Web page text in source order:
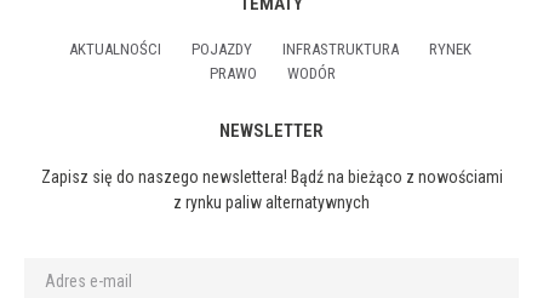
AKTUALNOŚCI POJAZDY INFRASTRUKTURA
RYNEK
PRAWO
WODÓR
NEWSLETTER
Zapisz się do naszego newslettera! Bądź na bieżąco z nowościami
z rynku paliw alternatywnych